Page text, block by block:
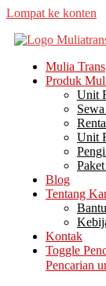
Lompat ke konten
Mulia Trans
Produk
Unit
Unit
Blog
Tentang
Kontak
Toggle
Pencarian